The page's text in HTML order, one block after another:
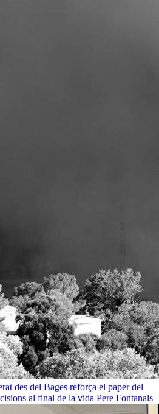
des del Bages reforça el paper del
al final de la vida Pere Fontanals